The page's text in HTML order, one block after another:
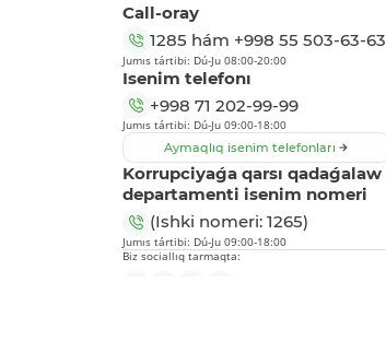
Call-oray
1285 hám +998 55 503-63-63
Jumıs tártibi: Dú-Ju 08:00-20:00
Isenim telefonı
+998 71 202-99-99
Jumıs tártibi: Dú-Ju 09:00-18:00
Aymaqlıq isenim telefonları
Korrupciyaǵa qarsı qadaǵalaw
departamenti isenim nomeri
(Ishki nomeri: 1265)
Jumıs tártibi: Dú-Ju 09:00-18:00
Biz sociallıq tarmaqta: